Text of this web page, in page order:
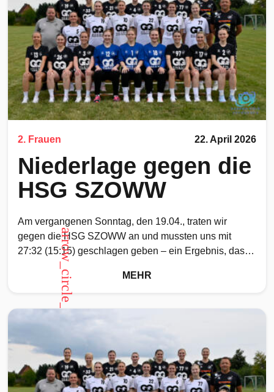
2. Frauen 22. April 2026
Niederlage gegen die
HSG SZOWW
Am vergangenen Sonntag, den 19.04., traten wir
gegen die HSG SZOWW an und mussten uns mit
27:32 (15:15) geschlagen geben – ein Ergebnis, das
arrow_circle_up MEHR